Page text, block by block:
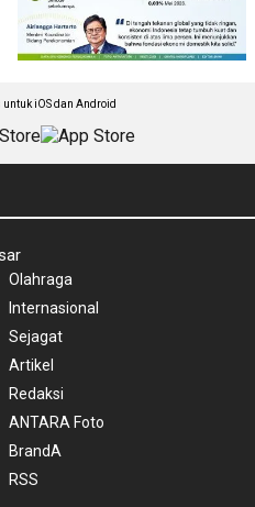
iOS dan Android
Olahraga
Internasional
Sejagat
Artikel
Redaksi
ANTARA Foto
BrandA
RSS